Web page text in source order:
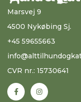
Marsvej 9
4500 Nykøbing Sj.
+45 59655663
CVR nr.: 15730641